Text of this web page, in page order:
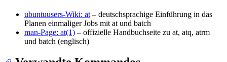
ubuntuusers-Wiki: at – deutschsprachige Einführung in das
Planen einmaliger Jobs mit at und batch
man-Page: at(1) – offizielle Handbuchseite zu at, atq, atrm
und batch (englisch)